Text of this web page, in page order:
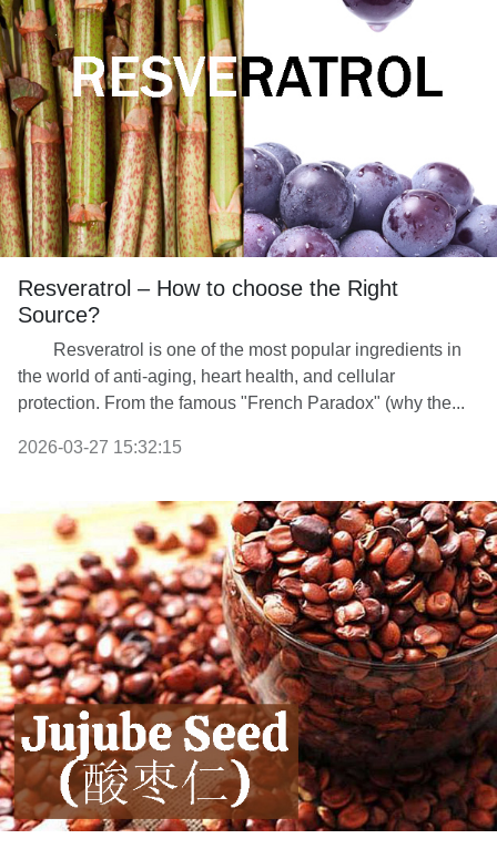
Resveratrol – How to choose the Right
Source?
Resveratrol is one of the most popular ingredients in
the world of anti-aging, heart health, and cellular
protection. From the famous "French Paradox" (why the...
2026-03-27 15:32:15